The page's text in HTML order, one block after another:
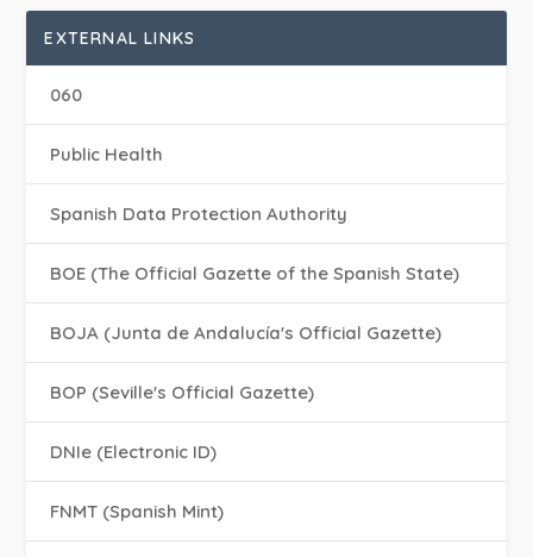
EXTERNAL LINKS
060
Public Health
Spanish Data Protection Authority
BOE (The Official Gazette of the Spanish State)
BOJA (Junta de Andalucía's Official Gazette)
BOP (Seville's Official Gazette)
DNIe (Electronic ID)
FNMT (Spanish Mint)